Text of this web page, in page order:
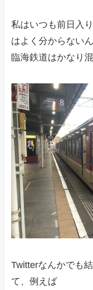
私はいつも前日入
はよく分からない
臨海鉄道はかなり
Twitterなんかでも
て、例えば